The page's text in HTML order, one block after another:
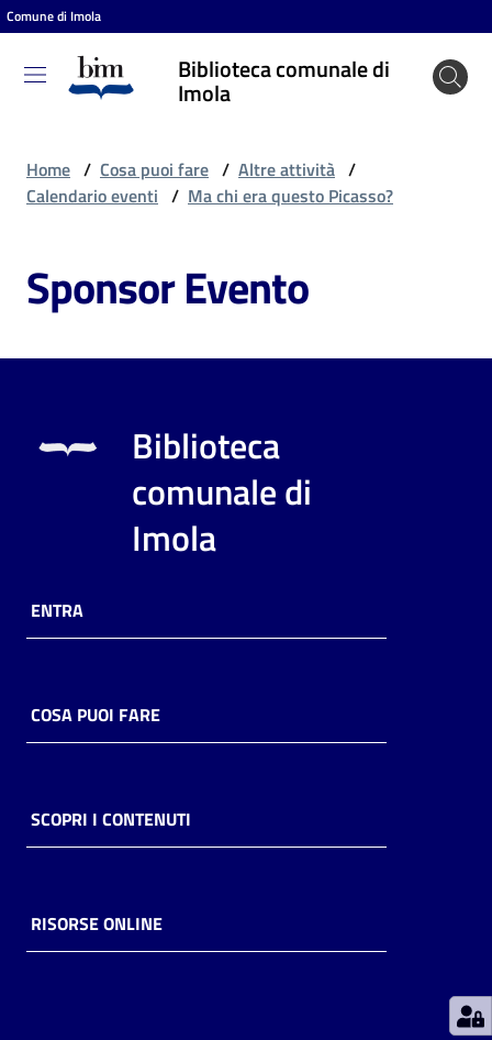
Vai al contenuto
Vai alla navigazione
Vai al footer
Comune di Imola
Biblioteca comunale di
Imola
Biblioteca
comunale
puoi
Risorse
online
Casa
Piani
storico
Home / Cosa puoi fare / Altre attività /
Calendario eventi / Ma chi era questo Picasso?
Sponsor Evento
Biblioteca
comunale di
Imola
ENTRA
COSA PUOI FARE
SCOPRI I CONTENUTI
RISORSE ONLINE